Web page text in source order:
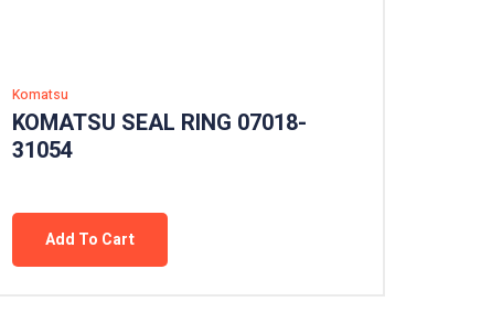
Komatsu
KOMATSU SEAL RING 07018-
31054
Add To Cart